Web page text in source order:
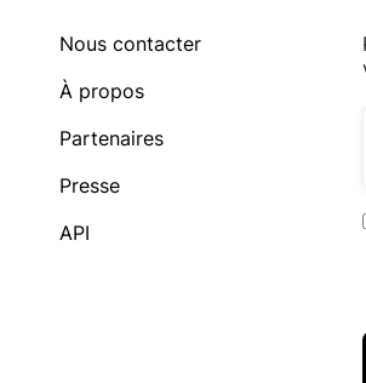
Nous contacter
À propos
Partenaires
Presse
API